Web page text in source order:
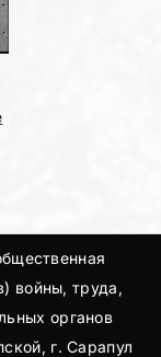
войны, труда,
органов
г. Сарапул